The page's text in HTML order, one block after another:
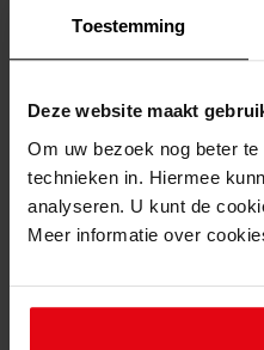
Toestemming
Deze website maakt
Om uw bezoek nog beter
technieken in. Hiermee
analyseren. U kunt de
Meer informatie over
Datering:
Bouw 17
Datum vergunning:
14-10-1971
Adres:
De Goorn, Overdorpstraat
42, 44, 46, 48, 50, 52, 54,
Nieuw adres: